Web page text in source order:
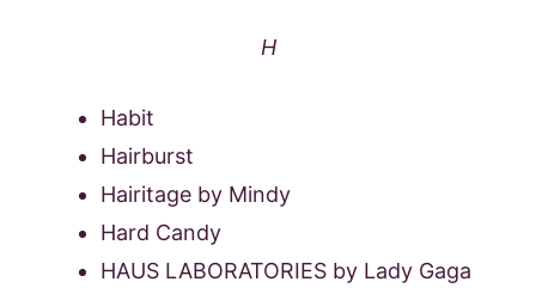
H
Habit
Hairburst
Hairitage by Mindy
Hard Candy
HAUS LABORATORIES by Lady Gaga